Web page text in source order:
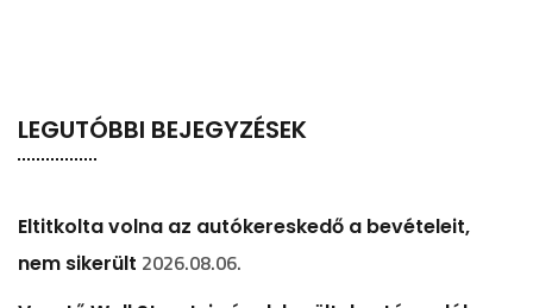
LEGUTÓBBI BEJEGYZÉSEK
Eltitkolta volna az autókereskedő a bevételeit,
nem sikerült 2026.08.06.